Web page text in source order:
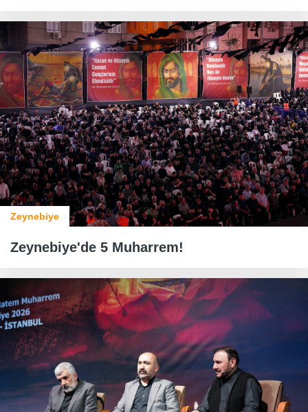
Zeynebiye
Zeynebiye'de 5 Muharrem!